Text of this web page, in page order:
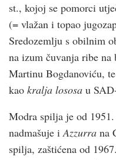
st., kojoj se pomorci
(= vlažan i topao
Sredozemlju s obilnim
na izum čuvanja ribe
Martinu Bogdanoviću,
kao kralja lososa u
Modra spilja je od
nadmašuje iAzzurra na
spilja, zaštićena od